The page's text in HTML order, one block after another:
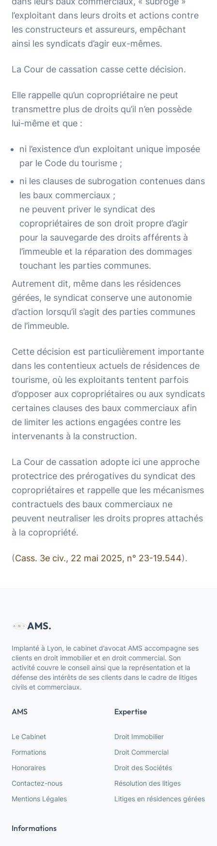
l’exploitant dans leurs droits et actions contre
les constructeurs et assureurs, empêchant
ainsi les syndicats d’agir eux-mêmes.
La Cour de cassation casse cette décision.
Elle rappelle qu’un copropriétaire ne peut
transmettre plus de droits qu’il n’en possède
lui-même et que :
ni l’existence d’un exploitant unique imposée
par le Code du tourisme ;
ni les clauses de subrogation contenues dans
les baux commerciaux ;
ne peuvent priver le syndicat des
copropriétaires de son droit propre d’agir
pour la sauvegarde des droits afférents à
l’immeuble et la réparation des dommages
touchant les parties communes.
Autrement dit, même dans les résidences
gérées, le syndicat conserve une autonomie
d’action lorsqu’il s’agit des parties communes
de l’immeuble.
Cette décision est particulièrement importante
dans les contentieux actuels de résidences de
tourisme, où les exploitants tentent parfois
d’opposer aux copropriétaires ou aux syndicats
certaines clauses des baux commerciaux afin
de limiter les actions engagées contre les
intervenants à la construction.
La Cour de cassation adopte ici une approche
protectrice des prérogatives du syndicat des
copropriétaires et rappelle que les mécanismes
contractuels des baux commerciaux ne
peuvent neutraliser les droits propres attachés
à la copropriété.
(Cass. 3e civ., 22 mai 2025, n° 23-19.544).
AMS.
Implanté à Lyon, le cabinet d’avocat AMS accompagne ses
clients en droit immobilier et en droit commercial. Son
activité couvre le conseil ainsi que la représentation et la
défense des intérêts de ses clients dans le cadre de litiges
civils et commerciaux.
AMS
Le Cabinet
Formations
Honoraires
Contactez-nous
Mentions Légales
Expertise
Droit Immobilier
Droit Commercial
Droit des Sociétés
Résolution des litiges
Litiges en résidences gérées
Informations